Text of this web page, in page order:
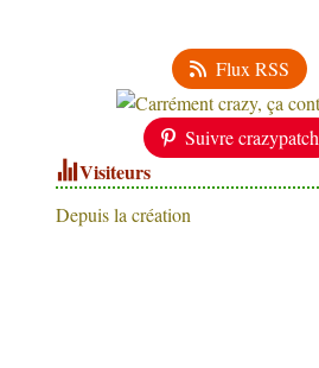
Flux RSS
Suivre crazypatch
Visiteurs
Depuis la création